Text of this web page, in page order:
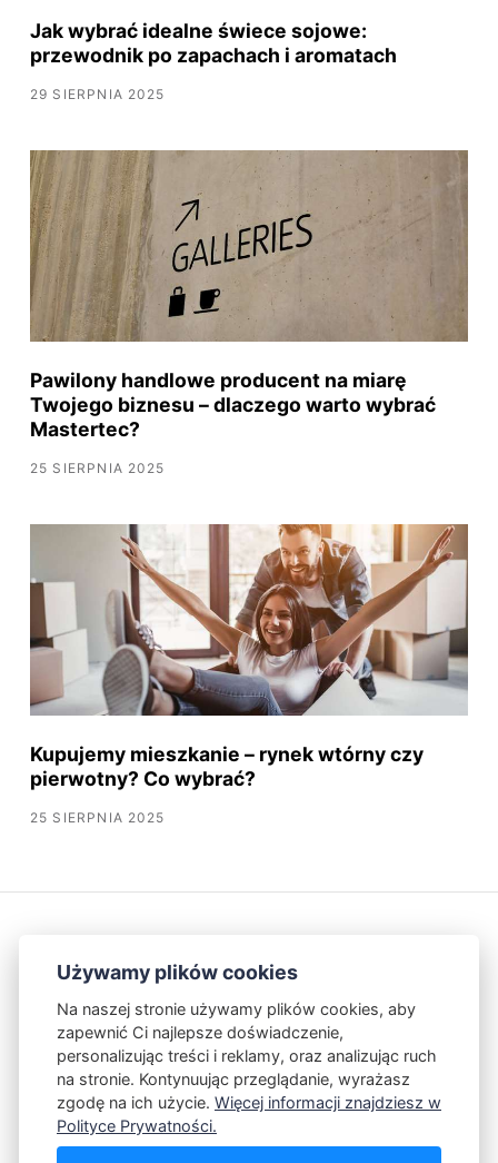
Jak wybrać idealne świece sojowe:
przewodnik po zapachach i aromatach
29 SIERPNIA 2025
Pawilony handlowe producent na miarę
Twojego biznesu – dlaczego warto wybrać
Mastertec?
25 SIERPNIA 2025
Kupujemy mieszkanie – rynek wtórny czy
pierwotny? Co wybrać?
25 SIERPNIA 2025
Kontakt Polityka Prywatności
Powered by Publii
Używamy plików cookies
Na naszej stronie używamy plików cookies, aby
zapewnić Ci najlepsze doświadczenie,
personalizując treści i reklamy, oraz analizując ruch
na stronie. Kontynuując przeglądanie, wyrażasz
zgodę na ich użycie. Więcej informacji znajdziesz w
Polityce Prywatności.